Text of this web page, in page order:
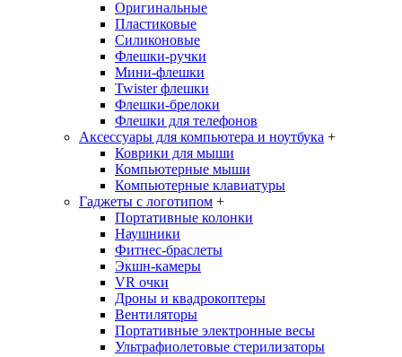
Оригинальные
Пластиковые
Силиконовые
Флешки-ручки
Мини-флешки
Twister флешки
Флешки-брелоки
Флешки для телефонов
Аксессуары для компьютера и ноутбука +
Коврики для мыши
Компьютерные мыши
Компьютерные клавиатуры
Гаджеты с логотипом +
Портативные колонки
Наушники
Фитнес-браслеты
Экшн-камеры
VR очки
Дроны и квадрокоптеры
Вентиляторы
Портативные электронные весы
Ультрафиолетовые стерилизаторы